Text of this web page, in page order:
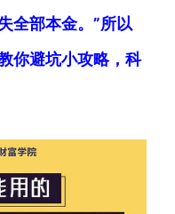
全部本金。”所以
你避坑小攻略，科